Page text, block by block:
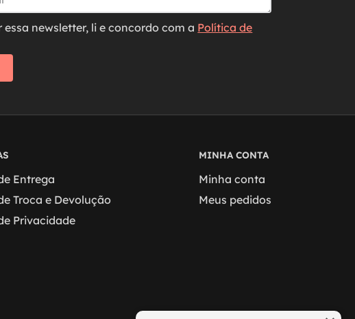
essa newsletter, li e concordo com a Política de
Entrega
Troca e Devolução
Privacidade
MINHA CONTA
Minha conta
Meus pedidos